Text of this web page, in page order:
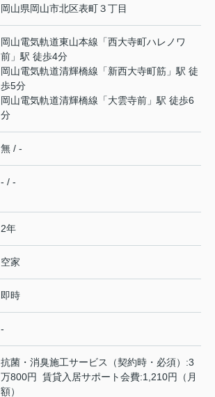
岡山県岡山市北区表町３丁目
岡山電気軌道東山本線 「西大寺町ハレノワ
前 」駅 徒歩4分
岡山電気軌道清輝橋線 「新西大寺町筋 」駅 徒
歩5分
岡山電気軌道清輝橋線 「大雲寺前 」駅 徒歩6
分
無 / -
- / -
2年
空家
即時
-
抗菌・消臭施工サービス（契約時・必須）:3
万800円 賃貸入居サポート会費:1,210円（月
額）